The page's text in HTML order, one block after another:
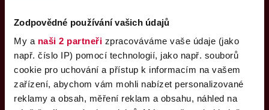
Zodpovědné používání vašich údajů
My a naši 2 partneři zpracováváme vaše údaje (jako
např. číslo IP) pomocí technologií, jako např. souborů
cookie pro uchování a přístup k informacím na vašem
zařízení, abychom vám mohli nabízet personalizované
reklamy a obsah, měření reklam a obsahu, náhled na
Kontakty
Sledujte nás
Upravit nastavení cookies